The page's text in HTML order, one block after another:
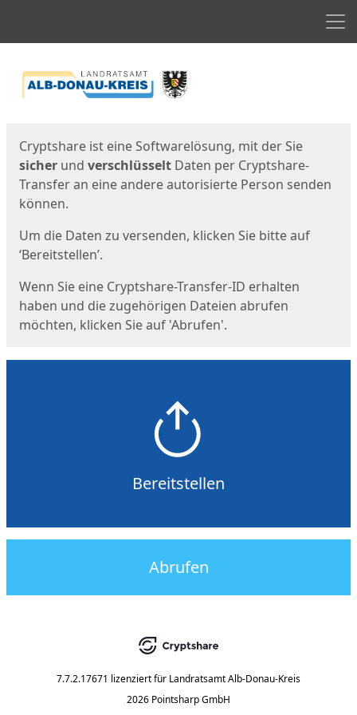
Cryptshare ist eine Softwarelösung, mit der Sie
sicher und verschlüsselt Daten per Cryptshare-
Transfer an eine andere autorisierte Person senden
können.
Um die Daten zu versenden, klicken Sie bitte auf
‘Bereitstellen’.
Wenn Sie eine Cryptshare-Transfer-ID erhalten
haben und die zugehörigen Dateien abrufen
möchten, klicken Sie auf 'Abrufen'.
Bereitstellen
Abrufen
7.7.2.17671 lizenziert für Landratsamt Alb-Donau-Kreis
2026 Pointsharp GmbH